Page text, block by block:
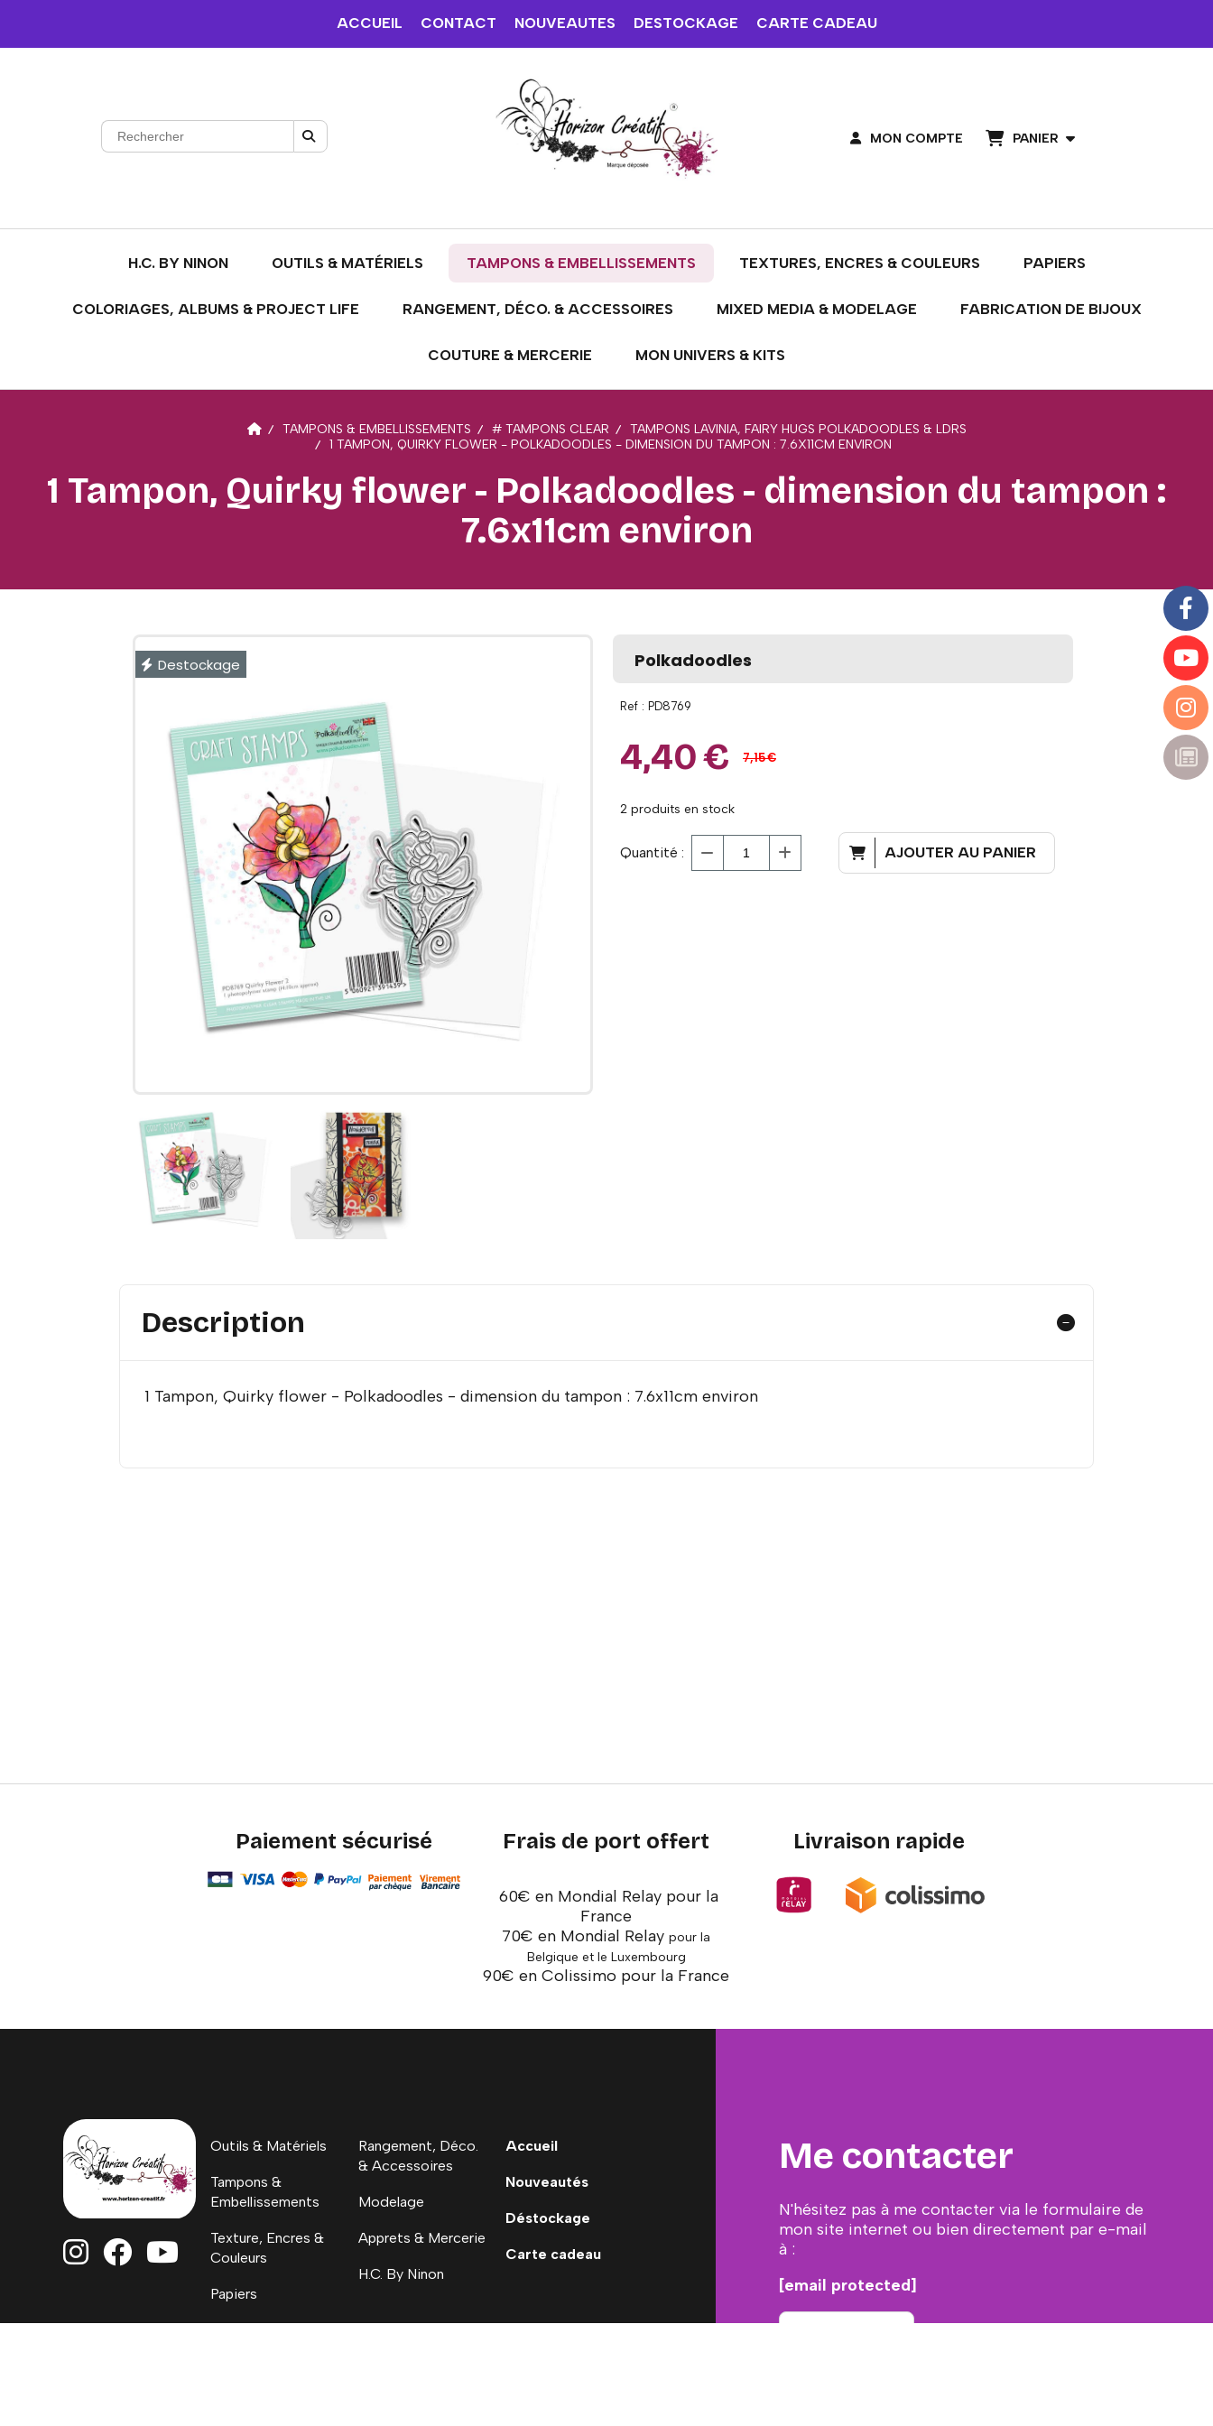
ACCUEIL CONTACT NOUVEAUTES DESTOCKAGE CARTE CADEAU
MON COMPTE PANIER
H.C. BY NINON OUTILS & MATÉRIELS TAMPONS & EMBELLISSEMENTS TEXTURES, ENCRES & COULEURS PAPIERS
COLORIAGES, ALBUMS & PROJECT LIFE RANGEMENT, DÉCO. & ACCESSOIRES MIXED MEDIA & MODELAGE FABRICATION DE BIJOUX
COUTURE & MERCERIE MON UNIVERS & KITS
TAMPONS & EMBELLISSEMENTS # TAMPONS CLEAR
TAMPONS LAVINIA, FAIRY HUGS POLKADOODLES & LDRS
1 TAMPON, QUIRKY FLOWER - POLKADOODLES - DIMENSION DU TAMPON : 7.6X11CM ENVIRON
1 Tampon, Quirky flower - Polkadoodles - dimension du tampon :
7.6x11cm environ
Destockage Polkadoodles
Ref : PD8769
4,40€ 7,15€
2 produits en stock
Quantité : AJOUTER AU PANIER
Description
1 Tampon, Quirky flower - Polkadoodles - dimension du tampon : 7.6x11cm environ
Paiement sécurisé Frais de port offert
60€ en Mondial Relay pour la
France
70€ en Mondial Relaypour la
Belgique et le Luxembourg
90€ en Colissimo pour la France
Livraison rapide
  
Outils & Matériels
Tampons &
Embellissements
Texture, Encres &
Couleurs
Papiers
Rangement, Déco.
& Accessoires
Modelage
Apprets & Mercerie
H.C. By Ninon
Accueil
Nouveautés
Déstockage
Carte cadeau
Me contacter
N'hésitez pas à me contacter via le formulaire de
mon site internet ou bien directement par e-mail
à :
[email protected]